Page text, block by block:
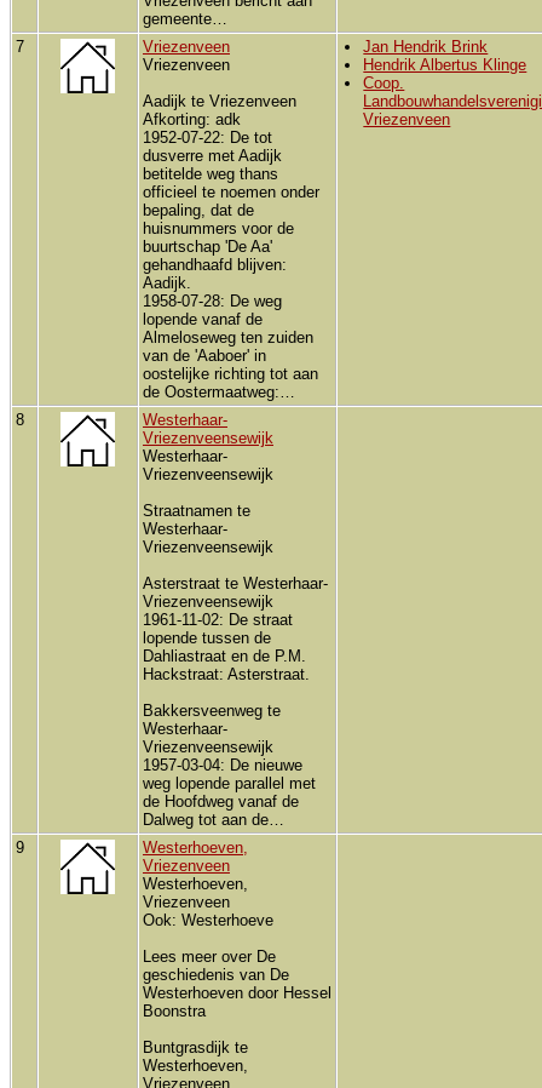
gemeente…
7
Vriezenveen
Vriezenveen
Aadijk te Vriezenveen
Afkorting: adk
1952-07-22: De tot
dusverre met Aadijk
betitelde weg thans
officieel te noemen onder
bepaling, dat de
huisnummers voor de
buurtschap 'De Aa'
gehandhaafd blijven:
Aadijk.
1958-07-28: De weg
lopende vanaf de
Almeloseweg ten zuiden
van de 'Aaboer' in
oostelijke richting tot aan
de Oostermaatweg:…
Jan Hendrik Brink
Hendrik Albertus Klinge
Coop.
Vriezenveen
8
Westerhaar-
Vriezenveensewijk
Westerhaar-
Vriezenveensewijk
Straatnamen te
Westerhaar-
Vriezenveensewijk
Asterstraat te Westerhaar-
Vriezenveensewijk
1961-11-02: De straat
lopende tussen de
Dahliastraat en de P.M.
Hackstraat: Asterstraat.
Bakkersveenweg te
Westerhaar-
Vriezenveensewijk
1957-03-04: De nieuwe
weg lopende parallel met
de Hoofdweg vanaf de
Dalweg tot aan de…
9
Westerhoeven,
Vriezenveen
Westerhoeven,
Vriezenveen
Ook: Westerhoeve
Lees meer over De
geschiedenis van De
Westerhoeven door Hessel
Boonstra
Buntgrasdijk te
Westerhoeven,
Vriezenveen